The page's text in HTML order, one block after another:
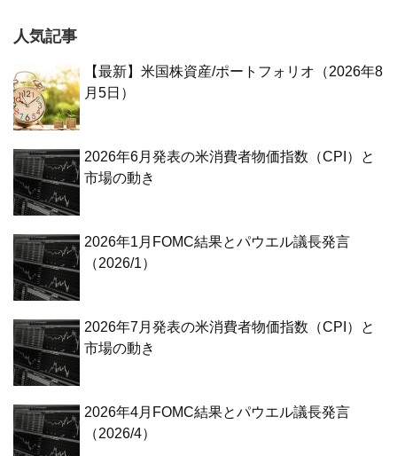
人気記事
【最新】米国株資産/ポートフォリオ（2026年8
月5日）
2026年6月発表の米消費者物価指数（CPI）と
市場の動き
2026年1月FOMC結果とパウエル議長発言
（2026/1）
2026年7月発表の米消費者物価指数（CPI）と
市場の動き
2026年4月FOMC結果とパウエル議長発言
（2026/4）